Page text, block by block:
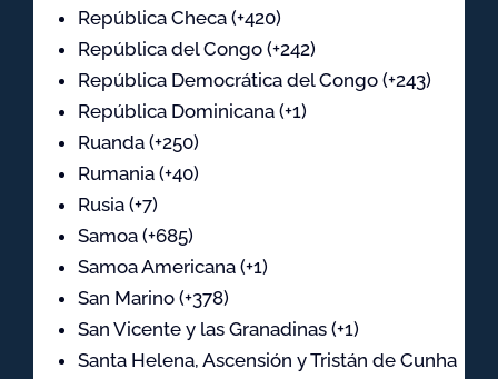
República Checa (+420)
República del Congo (+242)
República Democrática del Congo (+243)
República Dominicana (+1)
Ruanda (+250)
Rumania (+40)
Rusia (+7)
Samoa (+685)
Samoa Americana (+1)
San Marino (+378)
San Vicente y las Granadinas (+1)
Santa Helena, Ascensión y Tristán de Cunha